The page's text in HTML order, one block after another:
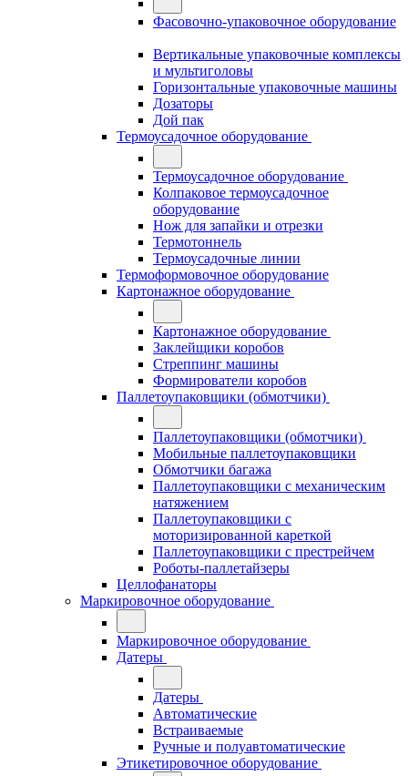
Фасовочно-упаковочное оборудование
Вертикальные упаковочные комплексы
и мультиголовы
Горизонтальные упаковочные машины
Дозаторы
Дой пак
Термоусадочное оборудование
Термоусадочное оборудование
Колпаковое термоусадочное
оборудование
Нож для запайки и отрезки
Термотоннель
Термоусадочные линии
Термоформовочное оборудование
Картонажное оборудование
Картонажное оборудование
Заклейщики коробов
Стреппинг машины
Формирователи коробов
Паллетоупаковщики (обмотчики)
Паллетоупаковщики (обмотчики)
Мобильные паллетоупаковщики
Обмотчики багажа
Паллетоупаковщики с механическим
натяжением
Паллетоупаковщики с
моторизированной кареткой
Паллетоупаковщики с престрейчем
Роботы-паллетайзеры
Целлофанаторы
Маркировочное оборудование
Маркировочное оборудование
Датеры
Датеры
Автоматические
Встраиваемые
Ручные и полуавтоматические
Этикетировочное оборудование